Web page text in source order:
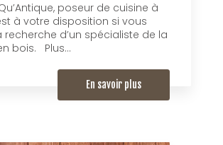
Qu’Antique, poseur de cuisine à
à votre disposition si vous
recherche d’un spécialiste de la
bois. Plus...
En savoir plus